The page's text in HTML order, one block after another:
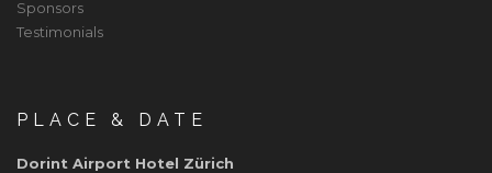
Sponsors
Testimonials
PLACE & DATE
Dorint Airport Hotel Zürich